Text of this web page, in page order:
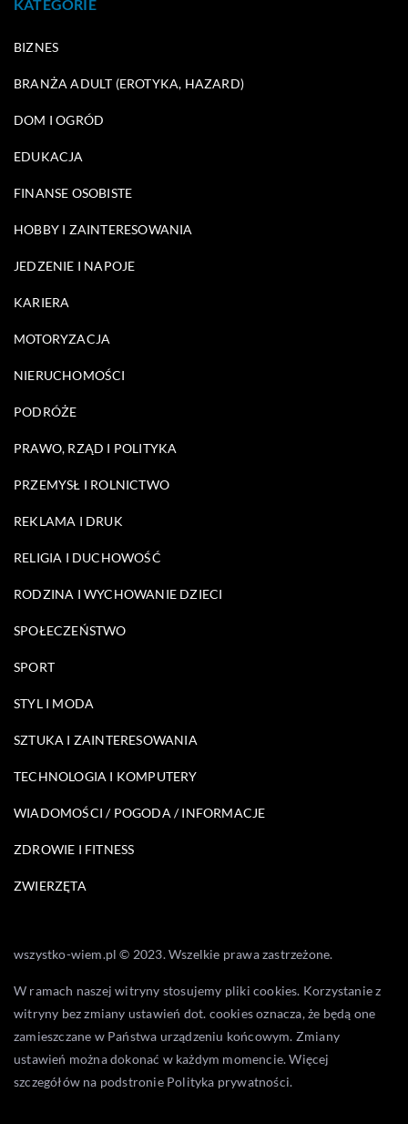
KATEGORIE
BIZNES
BRANŻA ADULT (EROTYKA, HAZARD)
DOM I OGRÓD
EDUKACJA
FINANSE OSOBISTE
HOBBY I ZAINTERESOWANIA
JEDZENIE I NAPOJE
KARIERA
MOTORYZACJA
NIERUCHOMOŚCI
PODRÓŻE
PRAWO, RZĄD I POLITYKA
PRZEMYSŁ I ROLNICTWO
REKLAMA I DRUK
RELIGIA I DUCHOWOŚĆ
RODZINA I WYCHOWANIE DZIECI
SPOŁECZEŃSTWO
SPORT
STYL I MODA
SZTUKA I ZAINTERESOWANIA
TECHNOLOGIA I KOMPUTERY
WIADOMOŚCI / POGODA / INFORMACJE
ZDROWIE I FITNESS
ZWIERZĘTA
wszystko-wiem.pl © 2023. Wszelkie prawa zastrzeżone.
W ramach naszej witryny stosujemy pliki cookies. Korzystanie z
witryny bez zmiany ustawień dot. cookies oznacza, że będą one
zamieszczane w Państwa urządzeniu końcowym. Zmiany
ustawień można dokonać w każdym momencie. Więcej
szczegółów na podstronie Polityka prywatności.